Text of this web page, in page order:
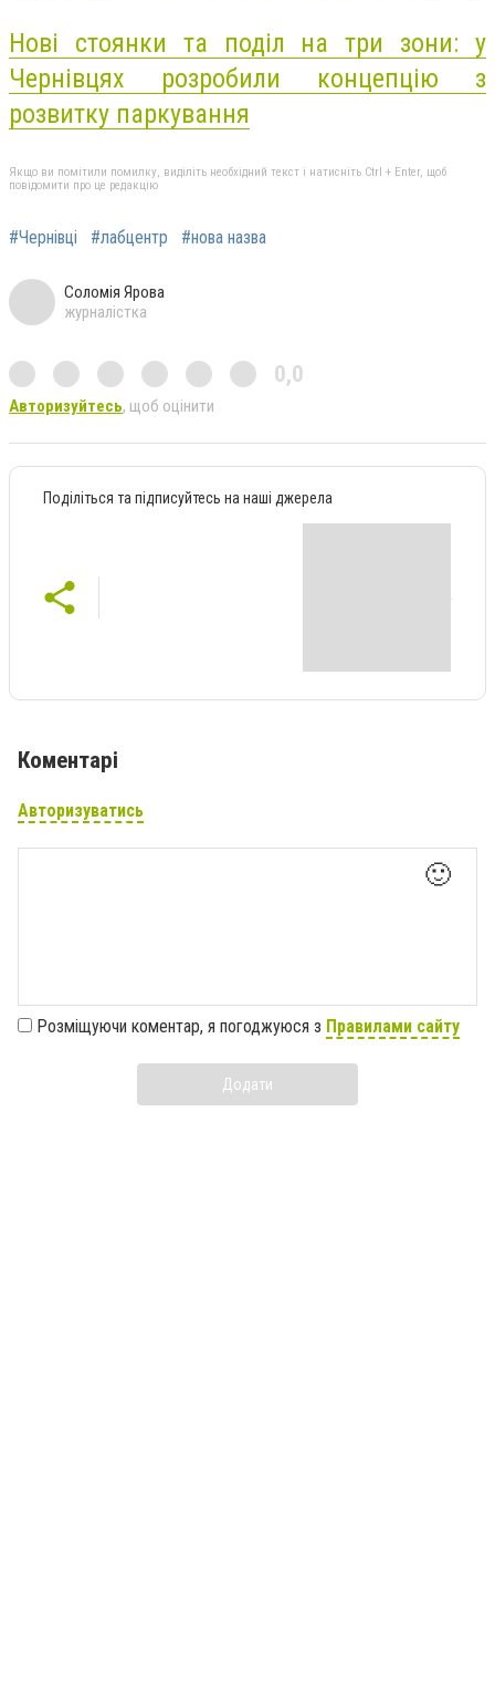
Нові стоянки та поділ на три зони: у
Чернівцях розробили концепцію з
розвитку паркування
Якщо ви помітили помилку, виділіть необхідний текст і натисніть Ctrl + Enter, щоб
повідомити про це редакцію
#Чернівці #лабцентр #нова назва
Соломія Ярова
журналістка
0,0
Авторизуйтесь, щоб оцінити
Поділіться та підписуйтесь на наші джерела
Коментарі
Авторизуватись
🙂
Розміщуючи коментар, я погоджуюся з Правилами сайту
Додати